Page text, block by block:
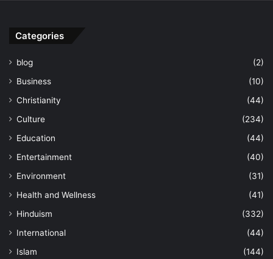
Categories
blog
(2)
Business
(10)
Christianity
(44)
Culture
(234)
Education
(44)
Entertainment
(40)
Environment
(31)
Health and Wellness
(41)
Hinduism
(332)
International
(44)
Islam
(144)